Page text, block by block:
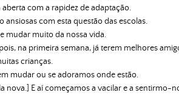
com a rapidez de adaptação.
ansiosas com esta questão das escolas.
mudar muito da nossa vida.
na primeira semana, já terem melhores
crianças.
mudar ou se adoramos onde estão.
nova.] E aí começamos a vacilar e a sentirmo-